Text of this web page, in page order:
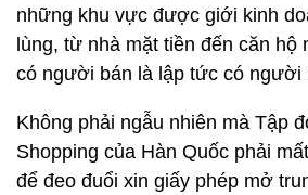
những khu vực được giới kinh
lùng, từ nhà mặt tiền đến căn hộ
có người bán là lập tức có người
Không phải ngẫu nhiên mà Tập
Shopping của Hàn Quốc phải
để đeo đuổi xin giấy phép mở